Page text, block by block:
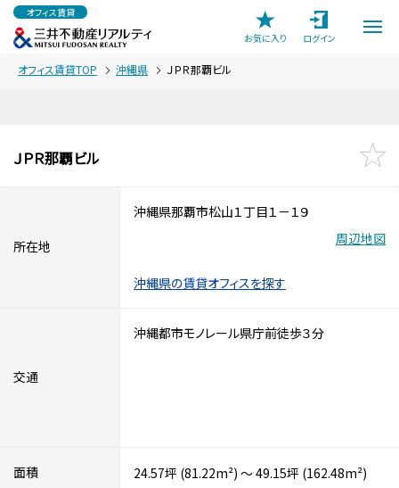
オフィス賃貸
お気に入り
ログイン
オフィス賃貸TOP 沖縄県 ＪＰＲ那覇ビル
ＪＰＲ那覇ビル
所在地
沖縄県那覇市松山１丁目１－１９
周辺地図
沖縄県の賃貸オフィスを探す
交通
沖縄都市モノレール県庁前徒歩３分
面積 24.57坪 (81.22m²) ～ 49.15坪 (162.48m²)